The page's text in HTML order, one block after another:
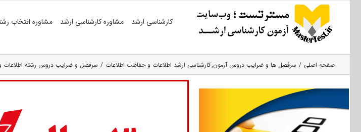
کارشناسی ارشد مشاوره کارشناسی ارشد مشاوره انتخاب
صفحه اصلی سرفصل ها و ضرایب دروس آزمون کارشناسی ارشد اطلاعات و حفاظت اطلاعات سرفصل و ضرایب دروس رشته اطلاعات و